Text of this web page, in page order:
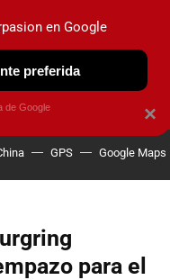
OBSERVATORIO
GPS Google Maps
para el
×
en Google
preferida
de Google